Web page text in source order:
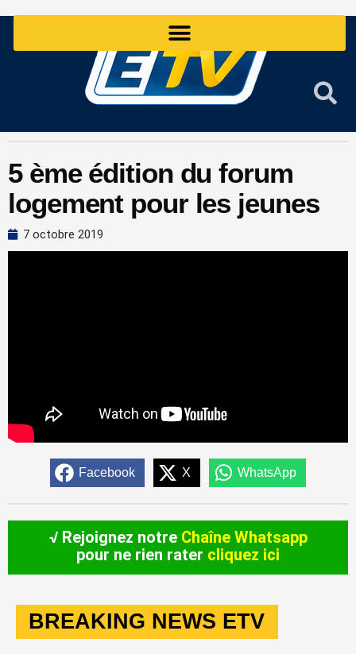
5 ème édition du forum
logement pour les jeunes
7 octobre 2019
Facebook X WhatsApp
√ Rejoignez notre Chaîne Whatsapp
pour ne rien rater cliquez ici
BREAKING NEWS ETV